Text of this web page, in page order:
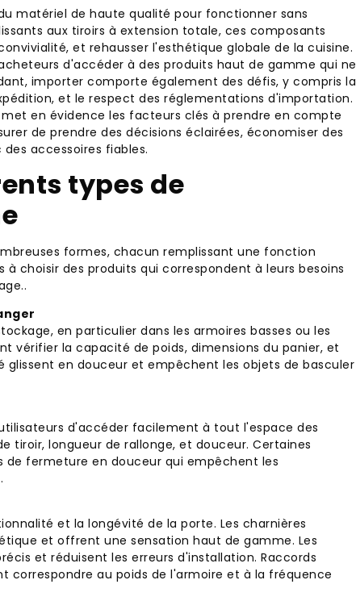
matériel de haute qualité pour fonctionner sans
aux tiroirs à extension totale, ces composants
et rehausser l'esthétique globale de la cuisine.
d'accéder à des produits haut de gamme qui ne
importer comporte également des défis, y compris la
et le respect des réglementations d'importation.
en évidence les facteurs clés à prendre en compte
de prendre des décisions éclairées, économiser des
accessoires fiables.
types de
formes, chacun remplissant une fonction
choisir des produits qui correspondent à leurs besoins
en particulier dans les armoires basses ou les
vérifier la capacité de poids, dimensions du panier, et
glissent en douceur et empêchent les objets de basculer
d'accéder facilement à tout l'espace des
tiroir, longueur de rallonge, et douceur. Certaines
fermeture en douceur qui empêchent les
et la longévité de la porte. Les charnières
et offrent une sensation haut de gamme. Les
et réduisent les erreurs d'installation. Raccords
correspondre au poids de l'armoire et à la fréquence